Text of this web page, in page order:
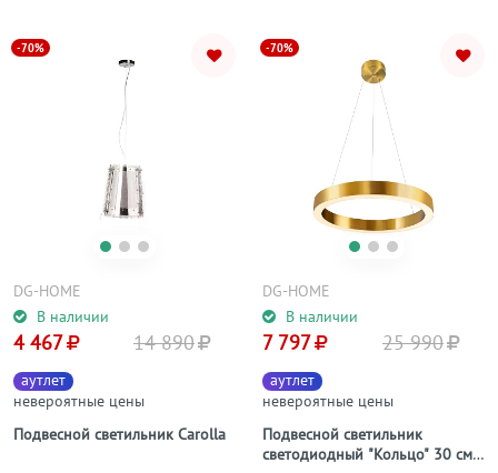
-70%
В наличии
DG-HOME
Подвесной светильник Carolla
аутлет
невероятные цены
4 467 14 890
-70%
В наличии
DG-HOME
Подвесной светильник
светодиодный "Кольцо" 30 см
аутлет
невероятные цены
7 797 25 990